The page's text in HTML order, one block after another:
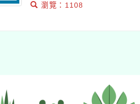
瀏覽：1108